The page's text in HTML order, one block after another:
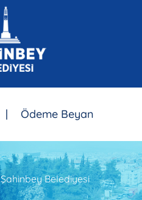
| Ödeme Beyan
Şahinbey Belediyesi